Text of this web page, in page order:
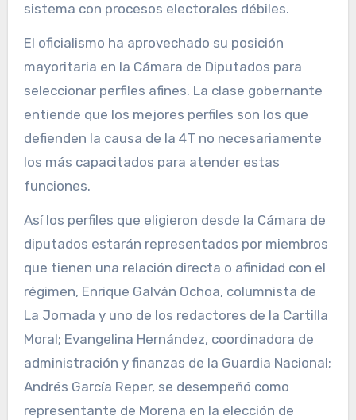
sistema con procesos electorales débiles.
El oficialismo ha aprovechado su posición
mayoritaria en la Cámara de Diputados para
seleccionar perfiles afines. La clase gobernante
entiende que los mejores perfiles son los que
defienden la causa de la 4T no necesariamente
los más capacitados para atender estas
funciones.
Así los perfiles que eligieron desde la Cámara de
diputados estarán representados por miembros
que tienen una relación directa o afinidad con el
régimen, Enrique Galván Ochoa, columnista de
La Jornada y uno de los redactores de la Cartilla
Moral; Evangelina Hernández, coordinadora de
administración y finanzas de la Guardia Nacional;
Andrés García Reper, se desempeñó como
representante de Morena en la elección de